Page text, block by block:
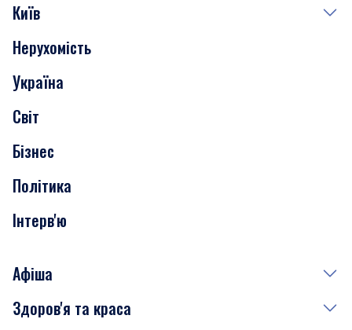
Київ
Події
Скандали
Нерухомість
Транспорт
Нерухомість
Україна
Світ
Бізнес
Політика
Інтерв'ю
Афіша
Сьогодні
Здоров'я та краса